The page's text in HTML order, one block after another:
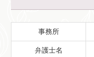
事務所
弁護士名